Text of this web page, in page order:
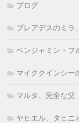
ブログ
プレアデスのミラ
ベンジャミン・フ
マイククインシー
マルタ、完全な父
ヤヒエル、タヒニ